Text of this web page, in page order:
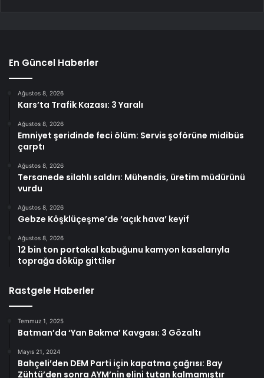
En Güncel Haberler
Ağustos 8, 2026
Kars’ta Trafik Kazası: 3 Yaralı
Ağustos 8, 2026
Emniyet şeridinde feci ölüm: Servis şoförüne midibüs
çarptı
Ağustos 8, 2026
Tersanede silahlı saldırı: Mühendis, üretim müdürünü
vurdu
Ağustos 8, 2026
Gebze Köşklüçeşme’de ‘açık hava’ keyif
Ağustos 8, 2026
12 bin ton portakal kabuğunu kamyon kasalarıyla
toprağa döküp gittiler
Rastgele Haberler
Temmuz 1, 2025
Batman’da ‘Yan Bakma’ Kavgası: 3 Gözaltı
Mayıs 21, 2024
Bahçeli’den DEM Parti için kapatma çağrısı: Bay
Zühtü’den sonra AYM’nin elini tutan kalmamıştır